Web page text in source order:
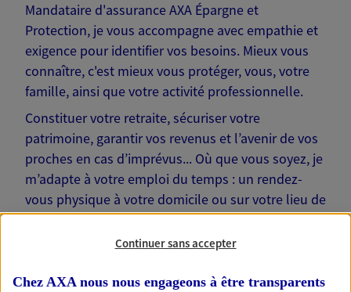
Mandataire d'assurance AXA Épargne et
Protection, je vous accompagne avec empathie et
exigence pour identifier vos besoins. Mieux vous
connaître, c'est mieux vous protéger, vous, votre
famille, ainsi que votre activité professionnelle.
Constituer votre retraite, sécuriser votre
patrimoine, garantir vos revenus et l’avenir de vos
proches en cas d’imprévus... Où que vous soyez, je
m’adapte à votre emploi du temps : un rendez-
vous physique à votre domicile ou sur votre lieu de
travail… Je suis là pour échanger avec vous !
Continuer sans accepter
Chez AXA nous nous engageons à être transparents